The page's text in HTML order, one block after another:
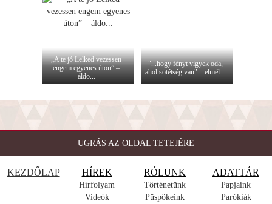
„A te jó Lelked vezessen
engem egyenes úton” –
áldo...
"...hogy fényt vigyek oda,
ahol sötétség van" – elmél...
UGRÁS AZ OLDAL TETEJÉRE
KEZDŐLAP HÍREK
Hírfolyam
Videók
RÓLUNK
Történetünk
Püspökeink
ADATTÁR
Papjaink
Parókiák